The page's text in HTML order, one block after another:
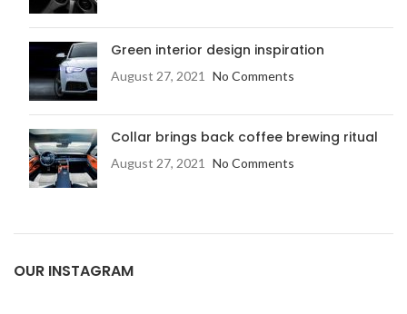
Green interior design inspiration
August 27, 2021 No Comments
Collar brings back coffee brewing ritual
August 27, 2021 No Comments
OUR INSTAGRAM